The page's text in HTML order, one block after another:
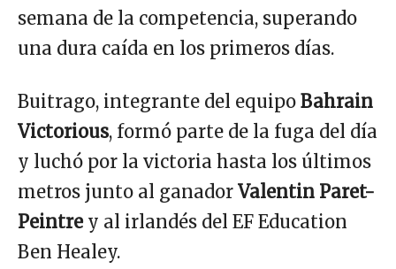
semana de la competencia, superando
una dura caída en los primeros días.
Buitrago, integrante del equipo Bahrain
Victorious, formó parte de la fuga del día
y luchó por la victoria hasta los últimos
metros junto al ganador Valentin Paret-
Peintrey al irlandés del EF Education
Ben Healey.